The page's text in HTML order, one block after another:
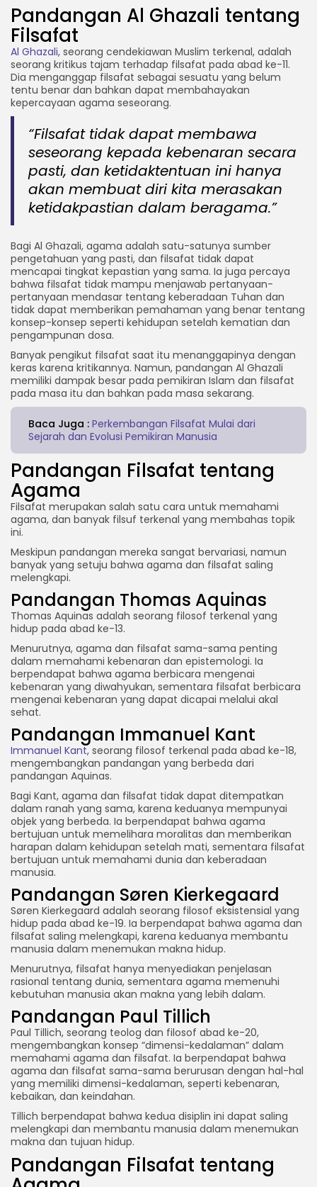
Pandangan Al Ghazali tentang
Filsafat
Al Ghazali, seorang cendekiawan Muslim terkenal, adalah
seorang kritikus tajam terhadap filsafat pada abad ke-11.
Dia menganggap filsafat sebagai sesuatu yang belum
tentu benar dan bahkan dapat membahayakan
kepercayaan agama seseorang.
“Filsafat tidak dapat membawa
seseorang kepada kebenaran secara
pasti, dan ketidaktentuan ini hanya
akan membuat diri kita merasakan
ketidakpastian dalam beragama.”
Bagi Al Ghazali, agama adalah satu-satunya sumber
pengetahuan yang pasti, dan filsafat tidak dapat
mencapai tingkat kepastian yang sama. Ia juga percaya
bahwa filsafat tidak mampu menjawab pertanyaan-
pertanyaan mendasar tentang keberadaan Tuhan dan
tidak dapat memberikan pemahaman yang benar tentang
konsep-konsep seperti kehidupan setelah kematian dan
pengampunan dosa.
Banyak pengikut filsafat saat itu menanggapinya dengan
keras karena kritikannya. Namun, pandangan Al Ghazali
memiliki dampak besar pada pemikiran Islam dan filsafat
pada masa itu dan bahkan pada masa sekarang.
Baca Juga : Perkembangan Filsafat Mulai dari
Sejarah dan Evolusi Pemikiran Manusia
Pandangan Filsafat tentang
Agama
Filsafat merupakan salah satu cara untuk memahami
agama, dan banyak filsuf terkenal yang membahas topik
ini.
Meskipun pandangan mereka sangat bervariasi, namun
banyak yang setuju bahwa agama dan filsafat saling
melengkapi.
Pandangan Thomas Aquinas
Thomas Aquinas adalah seorang filosof terkenal yang
hidup pada abad ke-13.
Menurutnya, agama dan filsafat sama-sama penting
dalam memahami kebenaran dan epistemologi. Ia
berpendapat bahwa agama berbicara mengenai
kebenaran yang diwahyukan, sementara filsafat berbicara
mengenai kebenaran yang dapat dicapai melalui akal
sehat.
Pandangan Immanuel Kant
Immanuel Kant, seorang filosof terkenal pada abad ke-18,
mengembangkan pandangan yang berbeda dari
pandangan Aquinas.
Bagi Kant, agama dan filsafat tidak dapat ditempatkan
dalam ranah yang sama, karena keduanya mempunyai
objek yang berbeda. Ia berpendapat bahwa agama
bertujuan untuk memelihara moralitas dan memberikan
harapan dalam kehidupan setelah mati, sementara filsafat
bertujuan untuk memahami dunia dan keberadaan
manusia.
Pandangan Søren Kierkegaard
Søren Kierkegaard adalah seorang filosof eksistensial yang
hidup pada abad ke-19. Ia berpendapat bahwa agama dan
filsafat saling melengkapi, karena keduanya membantu
manusia dalam menemukan makna hidup.
Menurutnya, filsafat hanya menyediakan penjelasan
rasional tentang dunia, sementara agama memenuhi
kebutuhan manusia akan makna yang lebih dalam.
Pandangan Paul Tillich
Paul Tillich, seorang teolog dan filosof abad ke-20,
mengembangkan konsep “dimensi-kedalaman” dalam
memahami agama dan filsafat. Ia berpendapat bahwa
agama dan filsafat sama-sama berurusan dengan hal-hal
yang memiliki dimensi-kedalaman, seperti kebenaran,
kebaikan, dan keindahan.
Tillich berpendapat bahwa kedua disiplin ini dapat saling
melengkapi dan membantu manusia dalam menemukan
makna dan tujuan hidup.
Pandangan Filsafat tentang